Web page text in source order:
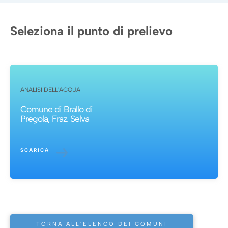
Seleziona il punto di prelievo
ANALISI DELL'ACQUA
Comune di Brallo di
Pregola, Fraz. Selva
SCARICA
TORNA ALL'ELENCO DEI COMUNI